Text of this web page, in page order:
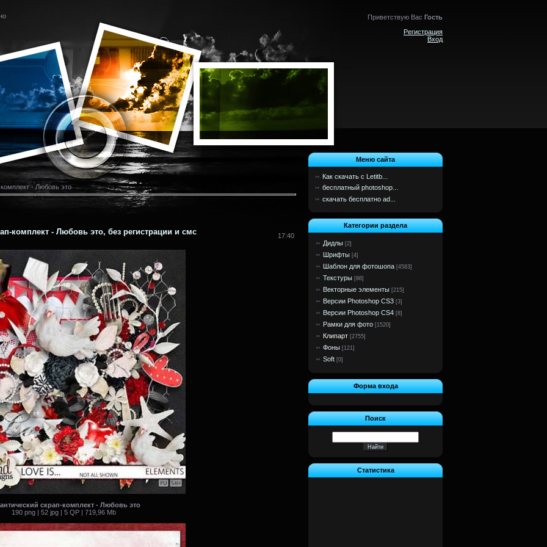
Приветствую Вас Гость
Регистрация
Вход
- Любовь это
комплект - Любовь это, без регистрации и смс 17:40
скрап-комплект - Любовь это
190 png | 52 jpg | 5 QP | 719,96 Mb
Меню сайта
Как скачать с Letitb...
бесплатный photoshop...
скачать бесплатно ad...
Категории раздела
Дидлы [2]
Шрифты [4]
Шаблон для фотошопа [4583]
Текстуры [86]
Векторные элементы [215]
Версии Photoshop CS3 [3]
Версии Photoshop CS4 [8]
Рамки для фото [1520]
Клипарт [2755]
Фоны [121]
Soft [0]
Форма входа
Поиск
Статистика